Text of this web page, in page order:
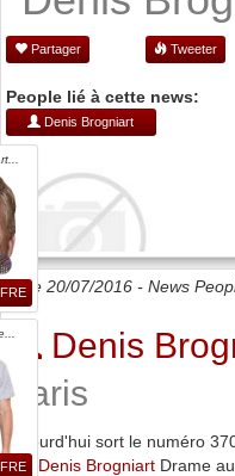
Partager Tweeter
People lié à cette news:
Denis Brogniart
Date 20/07/2016 - News
Denis
Paris
Aujourd'hui sort le numéro
•
Denis Brogniart Drame